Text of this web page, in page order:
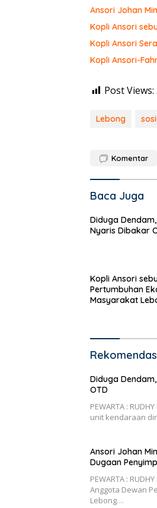
Ansori Johan
Kopli Ansori
Kopli Ansori
Kopli Ansori-
Post Views:
Lebong
Komentar
Baca Juga
Diduga
Nyaris Dibakar
Kopli Ansori
Pertumbuhan
Masyarakat
Diduga
OTD
PEWARTA :
unit kendaraan
Ansori Johan
Dugaan
PEWARTA :
Anggota Dewan
Lebong…